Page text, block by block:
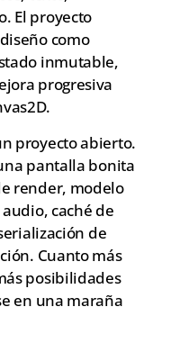
El proyecto
como
inmutable,
progresiva
proyecto abierto.
pantalla bonita
render, modelo
caché de
de
Cuanto más
posibilidades
en una maraña